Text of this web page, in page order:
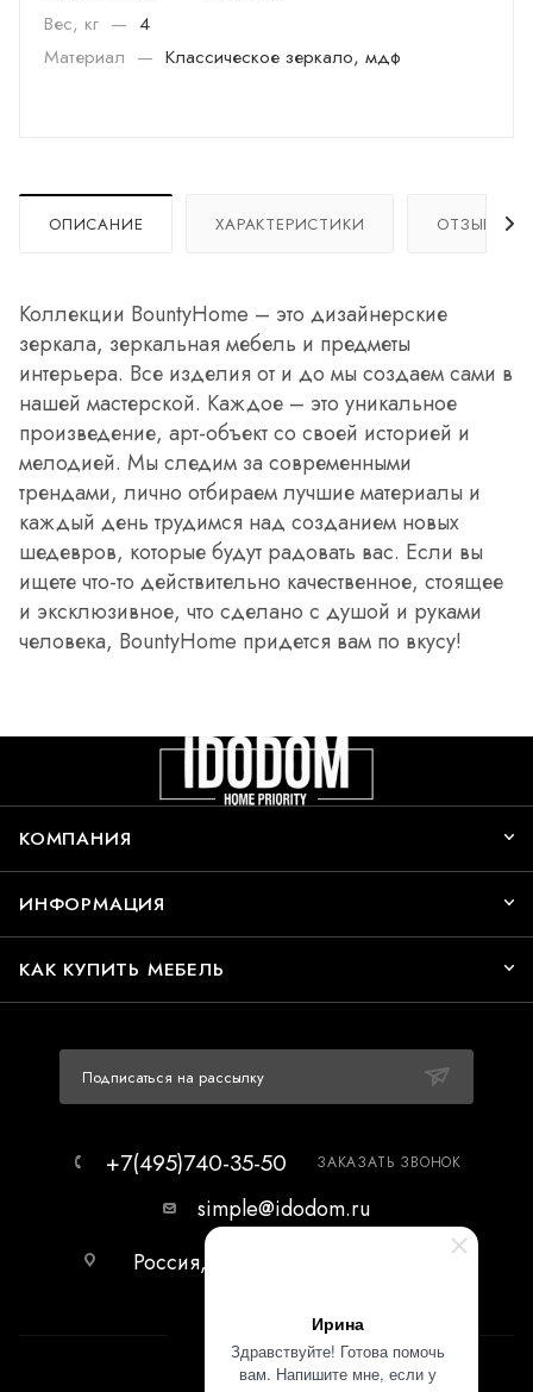
Ирина
Здравствуйте! Готова помочь
вам. Напишите мне, если у
Вес, кг — 4
Материал — Классическое зеркало, мдф
ОПИСАНИЕ ХАРАКТЕРИСТИКИ ОТЗЫВЫ
Коллекции BountyHome – это дизайнерские
зеркала, зеркальная мебель и предметы
интерьера. Все изделия от и до мы создаем сами в
нашей мастерской. Каждое – это уникальное
произведение, арт-объект со своей историей и
мелодией. Мы следим за современными
трендами, лично отбираем лучшие материалы и
каждый день трудимся над созданием новых
шедевров, которые будут радовать вас. Если вы
ищете что-то действительно качественное, стоящее
и эксклюзивное, что сделано с душой и руками
человека, BountyHome придется вам по вкусу!
КОМПАНИЯ
ИНФОРМАЦИЯ
КАК КУПИТЬ МЕБЕЛЬ
Подписаться на рассылку
+7(495)740-35-50 ЗАКАЗАТЬ ЗВОНОК
simple@idodom.ru
Россия, г.Москва, МЦ Гранд-2,